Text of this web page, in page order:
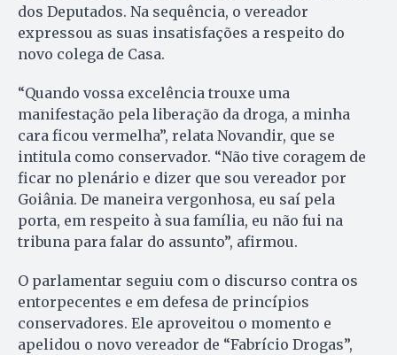
dos Deputados. Na sequência, o vereador
expressou as suas insatisfações a respeito do
novo colega de Casa.
“Quando vossa excelência trouxe uma
manifestação pela liberação da droga, a minha
cara ficou vermelha”, relata Novandir, que se
intitula como conservador. “Não tive coragem de
ficar no plenário e dizer que sou vereador por
Goiânia. De maneira vergonhosa, eu saí pela
porta, em respeito à sua família, eu não fui na
tribuna para falar do assunto”, afirmou.
O parlamentar seguiu com o discurso contra os
entorpecentes e em defesa de princípios
conservadores. Ele aproveitou o momento e
apelidou o novo vereador de “Fabrício Drogas”,